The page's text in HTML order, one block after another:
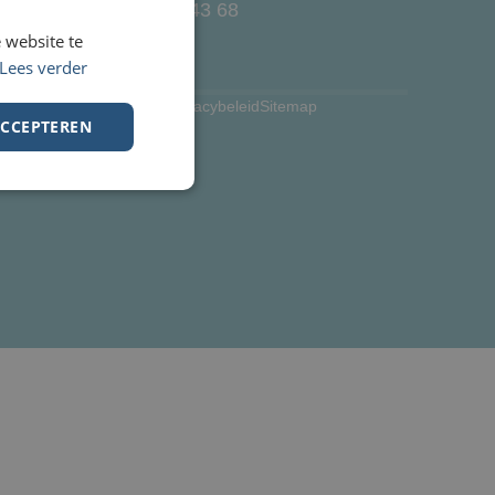
+32 476 39 43 68
Voorwaarden PrivacybeleidSitemap
website te
Lees verder